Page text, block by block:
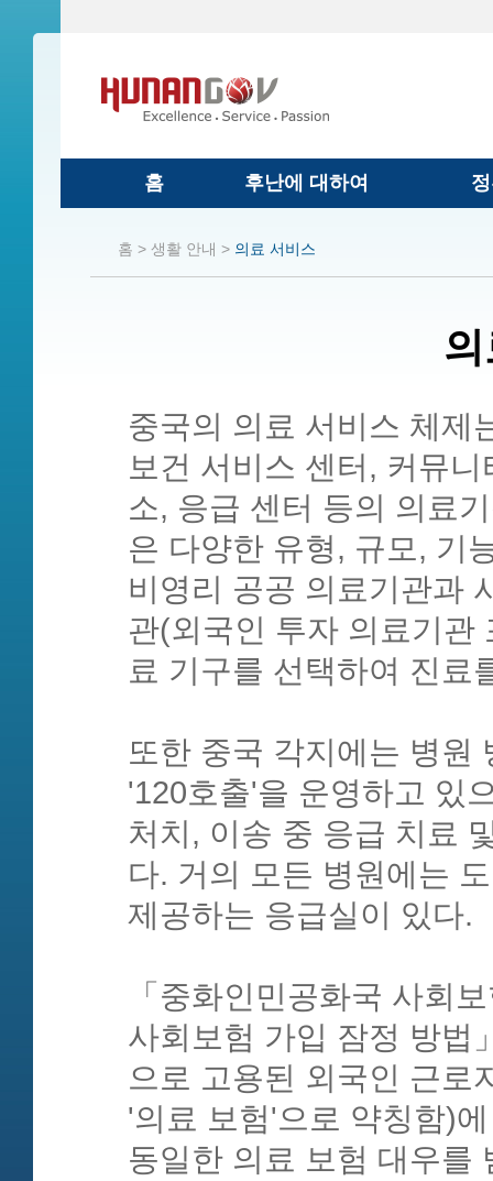
홈 후난에 대하여
홈 > 생활 안내 > 의료 서비스
중국의 의료 서비스 체제
보건 서비스 센터, 커뮤
소, 응급 센터 등의 의료
은 다양한 유형, 규모, 기
비영리 공공 의료기관과
관(외국인 투자 의료기관
료 기구를 선택하여 진료
또한 중국 각지에는 병원
'120호출'을 운영하고 있
처치, 이송 중 응급 치료
다. 거의 모든 병원에는
제공하는 응급실이 있다.
「중화인민공화국 사회
사회보험 가입 잠정 방법
으로 고용된 외국인 근로
'의료 보험'으로 약칭함)
동일한 의료 보험 대우를